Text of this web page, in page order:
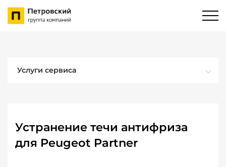
Услуги сервиса
Устранение течи антифриза
для Peugeot Partner